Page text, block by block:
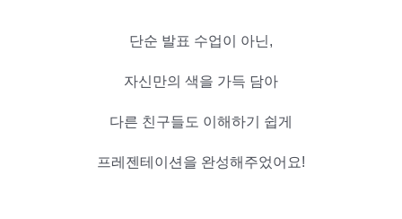
단순 발표 수업이 아닌,
자신만의 색을 가득 담아
다른 친구들도 이해하기 쉽게
프레젠테이션을 완성해주었어요!